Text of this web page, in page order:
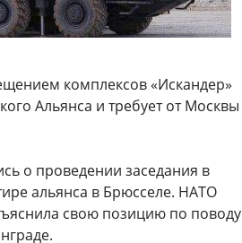
комплексов «Искандер»
Альянса и требует от Москвы
о проведении заседания в
альянса в Брюсселе. НАТО
свою позицию по поводу